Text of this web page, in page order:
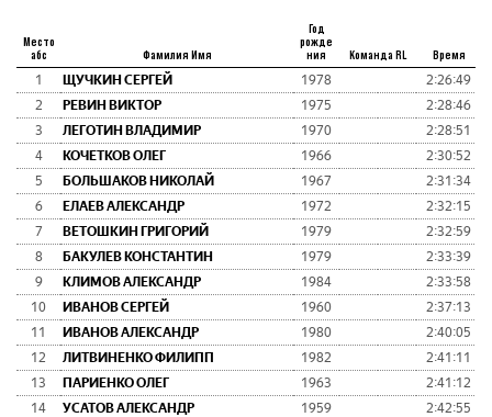
Место
абс
Фамилия Имя
Год
рожде
ния
Команда RL Время
1 ЩУЧКИН СЕРГЕЙ 1978 2:26:49
2
РЕВИН ВИКТОР 1975 2:28:46
3
ЛЕГОТИН ВЛАДИМИР 1970 2:28:51
4
КОЧЕТКОВ ОЛЕГ 1966 2:30:52
5
БОЛЬШАКОВ НИКОЛАЙ 1967 2:31:34
6
ЕЛАЕВ АЛЕКСАНДР 1972 2:32:15
7
ВЕТОШКИН ГРИГОРИЙ 1979 2:32:59
8
БАКУЛЕВ КОНСТАНТИН 1979 2:33:39
9
КЛИМОВ АЛЕКСАНДР 1984 2:33:58
10
ИВАНОВ СЕРГЕЙ 1960 2:37:13
11
ИВАНОВ АЛЕКСАНДР 1980 2:40:05
12
ЛИТВИНЕНКО ФИЛИПП 1982 2:41:11
13
ПАРИЕНКО ОЛЕГ 1963 2:41:12
14
УСАТОВ АЛЕКСАНДР 1959 2:42:55